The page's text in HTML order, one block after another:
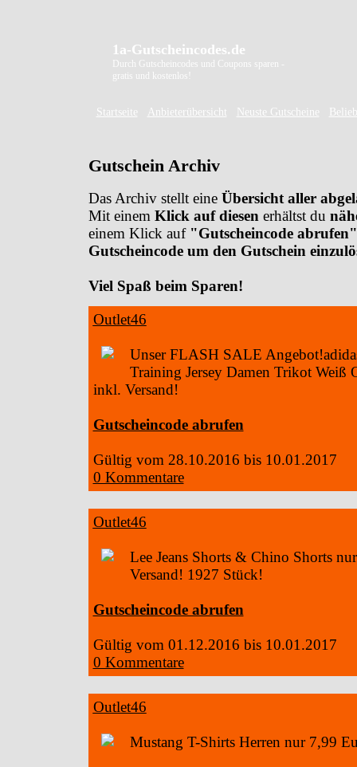
1a-Gutscheincodes.de
Durch Gutscheincodes und Coupons sparen -
gratis und kostenlos!
Startseite Anbieterübersicht Neuste Gutscheine
Gutschein Archiv
Das Archiv stellt eine Übersicht aller
Mit einem Klick auf diesen erhältst du
einem Klick auf "Gutscheincode abrufen"
Gutscheincode um den Gutschein
Viel Spaß beim Sparen!
Outlet46
Unser FLASH SALE
Training Jersey Damen Trikot Weiß
inkl. Versand!
Gutscheincode abrufen
Gültig vom 28.10.2016 bis 10.01.2017
0 Kommentare
Outlet46
Lee Jeans Shorts & Chino Shorts
Versand! 1927 Stück!
Gutscheincode abrufen
Gültig vom 01.12.2016 bis 10.01.2017
0 Kommentare
Outlet46
Mustang T-Shirts Herren nur 7,99